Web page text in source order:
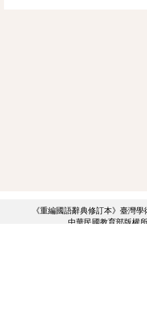
《重編國語辭典修訂本》臺灣學
中華民國教育部版權